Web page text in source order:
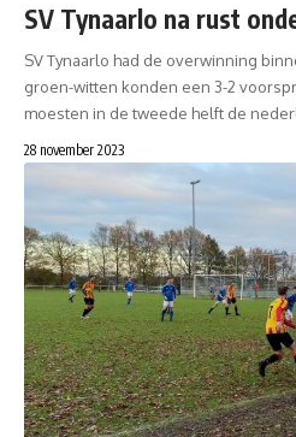
SV Tynaarlo na rust
SV Tynaarlo had de overwinning
groen-witten konden een 3-2
moesten in de tweede helft de
28 november 2023